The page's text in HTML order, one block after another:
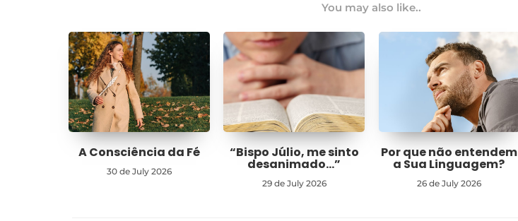
You may also like..
A Consciência da Fé
30 de July 2026
“Bispo Júlio, me sinto
desanimado…”
29 de July 2026
Por que não entendem
a Sua Linguagem?
26 de July 2026